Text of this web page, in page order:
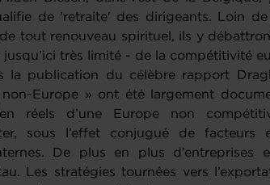
de 'retraite' des dirigeants. Loin
tout renouveau spirituel, ils y
jusqu’ici très limité - de la compétitivité
la publication du célèbre rapport
Europe » ont été largement
réels d’une Europe non
sous l’effet conjugué de facteurs
De plus en plus d’entreprises
Les stratégies tournées vers